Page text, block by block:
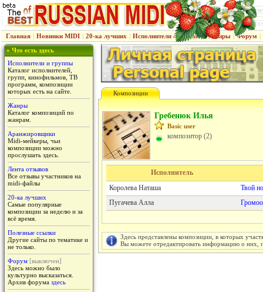
Главная | Новинки MIDI | 20-ка лучших | Исполнители & группы | Жанры | Форум |
» Что есть здесь
Исполнители и группы
Каталог исполнителей,
групп, кинофильмов, ТВ
программ, композиции
которых есть на сайте.
Жанры
Каталог композиций по
жанрам.
Аранжировщики
Midi-мейкеры, чьи
композиции можно
прослушать здесь.
Лента отзывов
Все отзывы участников на
midi-файлы
20-ка лучших
Самые популярные
композиции за неделю и за
всё время.
Полезные ссылки
Другие сайты по тематике и
не только.
Форум [выключен]
Здесь можно было
культурно высказаться.
Архив форума здесь
Композиции
Гребенюк Илья
Basic user
композитор (2)
Исполнитель
Королева Наташа
Твой
Пугачева Алла
Здесь представлены композиции, в которых
Вы можете отредактировать информацию о них,